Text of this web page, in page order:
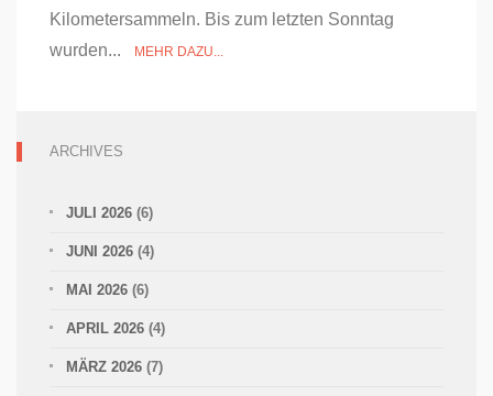
Kilometersammeln. Bis zum letzten Sonntag
wurden...
MEHR DAZU...
ARCHIVES
JULI 2026 (6)
JUNI 2026 (4)
MAI 2026 (6)
APRIL 2026 (4)
MÄRZ 2026 (7)